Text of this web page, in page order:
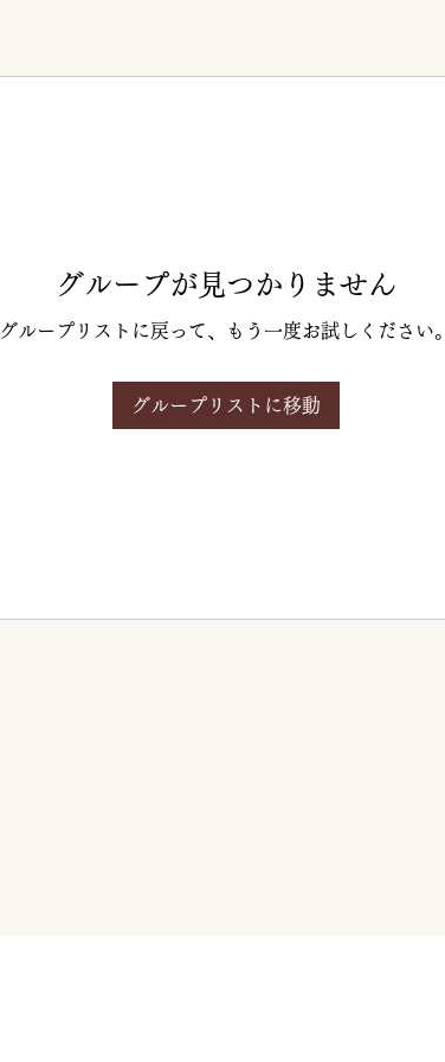
グループが見つかりません
グループリストに戻って、もう一度お試しください。
グループリストに移動